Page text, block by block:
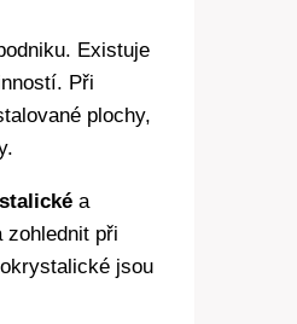
Existuje
Při
plochy,
a
zohlednit při
jsou